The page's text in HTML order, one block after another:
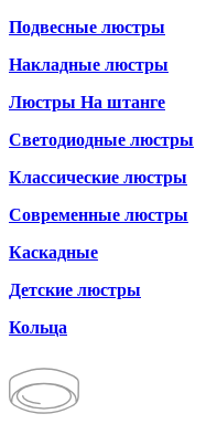
Подвесные люстры
Накладные люстры
Люстры На штанге
Светодиодные люстры
Классические люстры
Современные люстры
Каскадные
Детские люстры
Кольца